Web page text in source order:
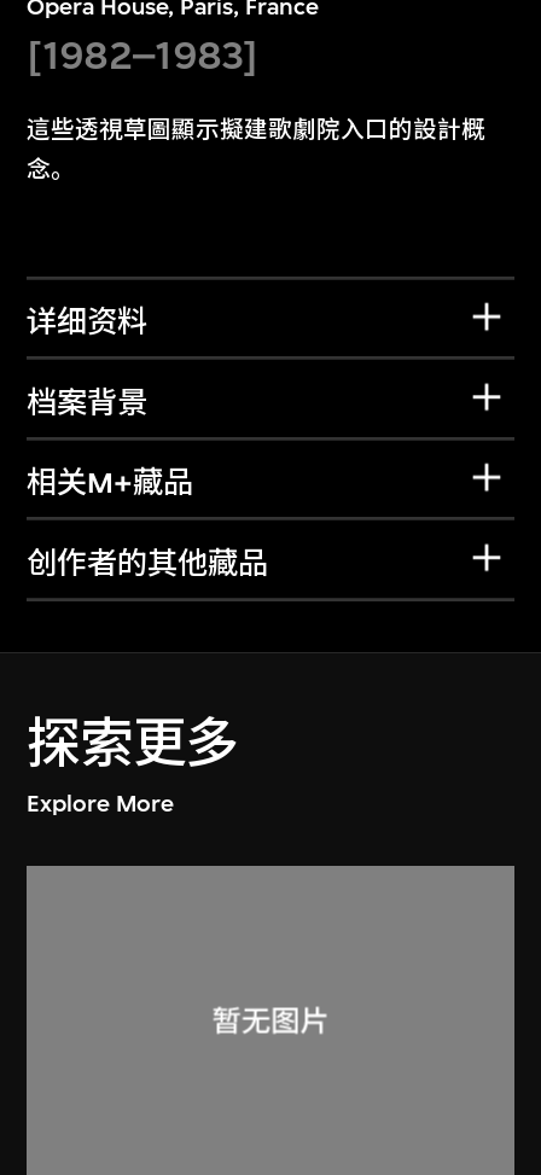
Opera House, Paris, France
[1982–1983]
這些透視草圖顯示擬建歌劇院入口的設計概
念。
详细资料
档案背景
相关M+藏品
创作者的其他藏品
探索更多
Explore More